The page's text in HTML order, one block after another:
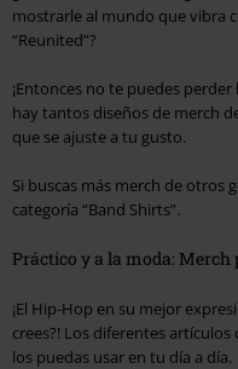
mostrarle al mundo que vibra
“Reunited”?
¡Entonces no te puedes
hay tantos diseños de merch
que se ajuste a tu gusto.
Si buscas más merch de otros
categoría “Band Shirts”.
Práctico y a la moda: Merch
¡El Hip-Hop en su mejor
crees?! Los diferentes
los puedas usar en tu día a día.